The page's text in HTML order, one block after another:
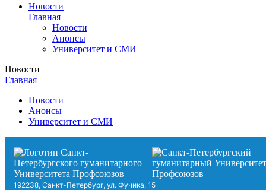
Новости
Главная
Новости
Анонсы
Университет и СМИ
Новости
Главная
Новости
Анонсы
Университет и СМИ
192238, Санкт-Петербург, ул. Фучика, 15